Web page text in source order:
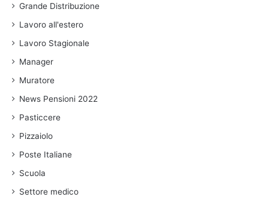
Grande Distribuzione
Lavoro all'estero
Lavoro Stagionale
Manager
Muratore
News Pensioni 2022
Pasticcere
Pizzaiolo
Poste Italiane
Scuola
Settore medico